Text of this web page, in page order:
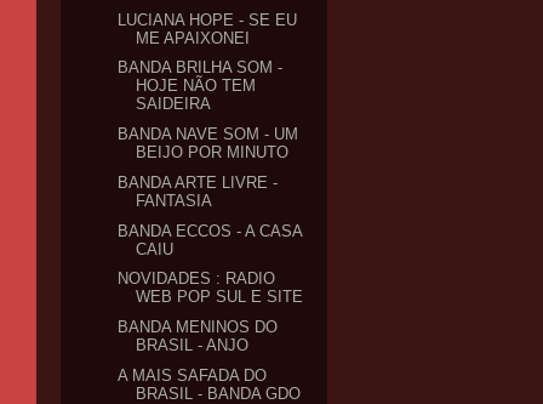
LUCIANA HOPE - SE EU
ME APAIXONEI
BANDA BRILHA SOM -
HOJE NÃO TEM
SAIDEIRA
BANDA NAVE SOM - UM
BEIJO POR MINUTO
BANDA ARTE LIVRE -
FANTASIA
BANDA ECCOS - A CASA
CAIU
NOVIDADES : RADIO
WEB POP SUL E SITE
BANDA MENINOS DO
BRASIL - ANJO
A MAIS SAFADA DO
BRASIL - BANDA GDO